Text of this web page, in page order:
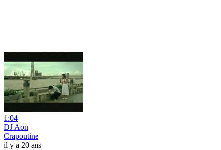
1:04
DJ Aon
Crapoutine
il y a 20 ans